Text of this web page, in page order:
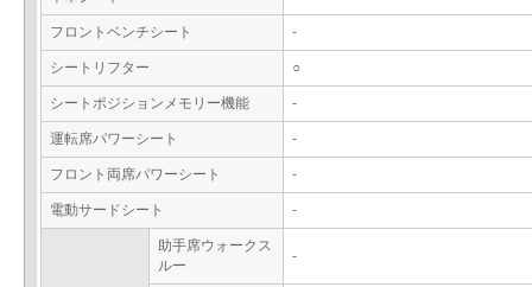
フロントベンチシート -
シートリフター ○
シートポジションメモリー機能 -
運転席パワーシート -
フロント両席パワーシート -
電動サードシート -
助手席ウォークス
ルー
-